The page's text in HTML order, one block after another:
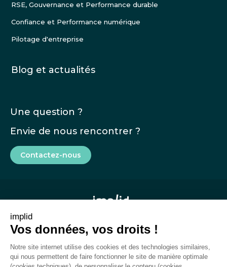
RSE, Gouvernance et Performance durable
Confiance et Performance numérique
Pilotage d'entreprise
Blog et actualités
Une question ?
Envie de nous rencontrer ?
Contactez-nous
Mentions légales
CGU
implid
Vos données, vos droits !
Notre site internet utilise des cookies et des technologies similaires,
qui nous permettent de faire fonctionner le site de manière optimale